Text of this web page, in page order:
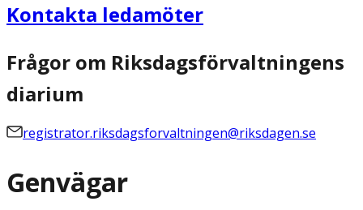
Kontakta ledamöter
Frågor om Riksdagsförvaltningens
diarium
registrator.riksdagsforvaltningen@riksdagen.se
Genvägar